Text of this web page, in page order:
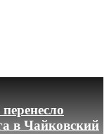
в Чайковский